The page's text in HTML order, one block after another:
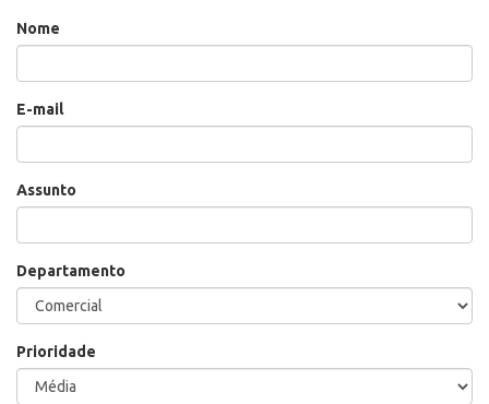
Nome
E-mail
Assunto
Departamento
Prioridade